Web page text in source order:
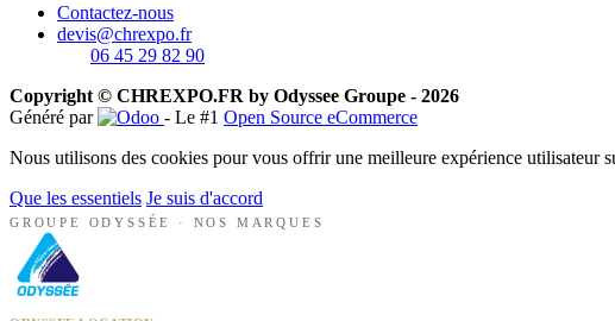
Contactez-nous
devis@chrexpo.fr
06 45 29 82 90
Copyright © CHREXPO.FR by Odyssee Groupe - 2026
Généré par
- Le #1 Open Source eCommerce
Nous utilisons des cookies pour vous offrir une meilleure expérience utilisateur
Que les essentiels Je suis d'accord
GROUPE ODYSSÉE · NOS MARQUES